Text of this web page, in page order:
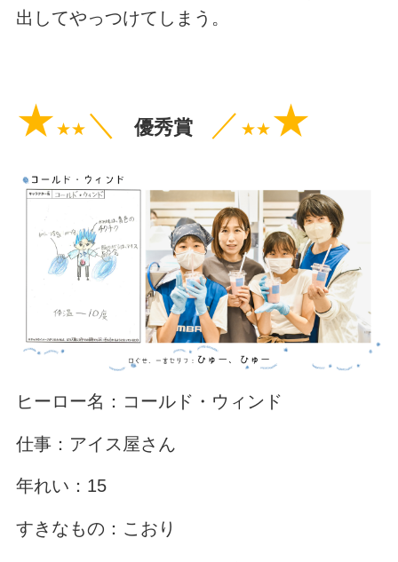
出してやっつけてしまう。
★ ★★ ＼ 優秀賞 ／ ★★ ★
ヒーロー名：コールド・ウィンド
仕事：アイス屋さん
年れい：15
すきなもの：こおり